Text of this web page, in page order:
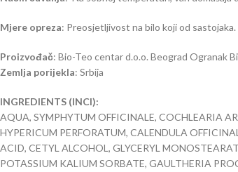
Mjere opreza: Preosjetljivost na bilo koji od
Proizvođač: Bio-Teo centar d.o.o. Beograd Ogranak
Zemlja porijekla: Srbija
INGREDIENTS (INCI):
AQUA, SYMPHYTUM OFFICINALE, COCHLEARIA
HYPERICUM PERFORATUM, CALENDULA
ACID, CETYL ALCOHOL, GLYCERYL
POTASSIUM KALIUM SORBATE, GAULTHERIA